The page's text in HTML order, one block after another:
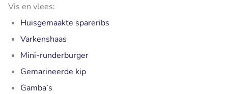
Vis en vlees:
Huisgemaakte spareribs
Varkenshaas
Mini-runderburger
Gemarineerde kip
Gamba’s